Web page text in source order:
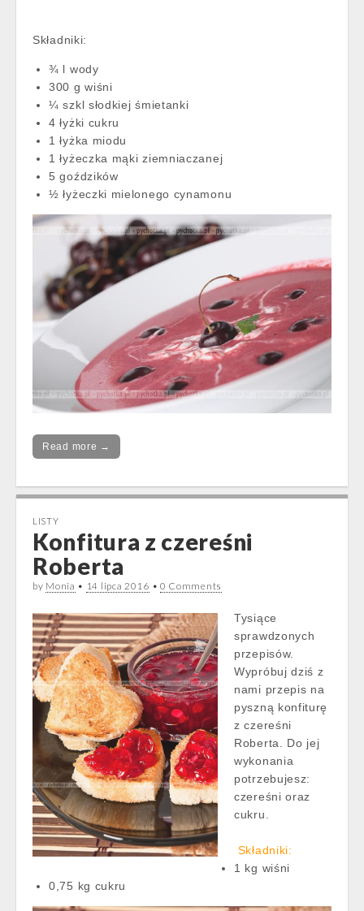
Składniki:
¾ l wody
300 g wiśni
¼ szkl słodkiej śmietanki
4 łyżki cukru
1 łyżka miodu
1 łyżeczka mąki ziemniaczanej
5 goździków
½ łyżeczki mielonego cynamonu
Read more →
LISTY
Konfitura z czereśni
Roberta
by Monia • 14 lipca 2016 • 0 Comments
Tysiące
sprawdzonych
przepisów.
Wypróbuj dziś z
nami przepis na
pyszną konfiturę
z czereśni
Roberta. Do jej
wykonania
potrzebujesz:
czereśni oraz
cukru.
Składniki:
1 kg wiśni
0,75 kg cukru